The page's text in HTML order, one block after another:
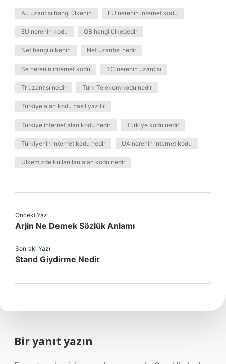
Au uzantısı hangi ülkenin EU nerenin internet kodu
EU nerenin kodu GB hangi ülkededir
Net hangi ülkenin Net uzantısı nedir
Se nerenin internet kodu TC nerenin uzantısı
Tr uzantısı nedir Türk Telekom kodu nedir
Türkiye alan kodu nasıl yazılır
Türkiye internet alan kodu nedir Türkiye kodu nedir
Türkiyenin internet kodu nedir UA nerenin internet kodu
Ülkemizde kullanılan alan kodu nedir
Önceki Yazı
Arjin Ne Demek Sözlük Anlamı
Sonraki Yazı
Stand Giydirme Nedir
Bir yanıt yazın